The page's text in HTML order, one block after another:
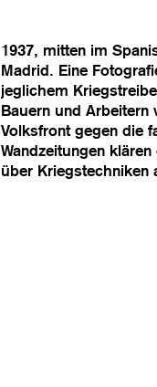
1937, mitten im
Madrid. Eine
jeglichem
Bauern und Arbeitern
Volksfront gegen die
Wandzeitungen
über Kriegstechniken